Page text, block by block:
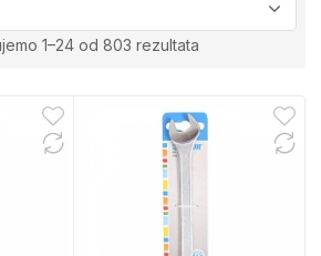
1–24 od 803 rezultata